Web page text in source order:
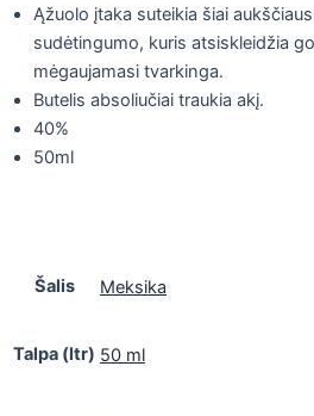
Ąžuolo įtaka suteikia šiai
sudėtingumo, kuris atsiskleidžia
mėgaujamasi tvarkinga.
Butelis absoliučiai traukia akį.
40%
50ml
Šalis Meksika
Talpa (ltr) 50 ml